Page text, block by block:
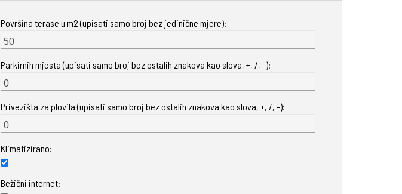
Površina terase u m2 (upisati samo broj bez jedinične mjere):
Parkirnih mjesta (upisati samo broj bez ostalih znakova kao slova, +, /, -):
Privezišta za plovila (upisati samo broj bez ostalih znakova kao slova, +, /, -):
Klimatizirano:
Bežični internet: